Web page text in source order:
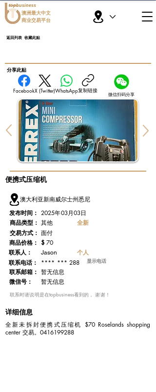
topbusiness
澳洲最大中文
商业交易平台
返回列表 收藏此贴
​分享此贴
FacebookX (Twitter)WhatsApp复制链接
微信扫码分享
便携式压缩机
澳大利亚新南威尔士州悉尼
发布时间： 2025年03月03日
​商品类型： 其他
全新
交易方式： 面付
​商品价格： $70
联系人：
Jason 个人
联系电话： **** *** 288 显示电话
​联系邮箱： 暂无信息
微信号：
暂无信息
​联系时请说明是在topbusiness看到的， 谢谢！
详细信息
全新未拆封便携式压缩机 $70 Roselands shopping
center 交易。0416199288